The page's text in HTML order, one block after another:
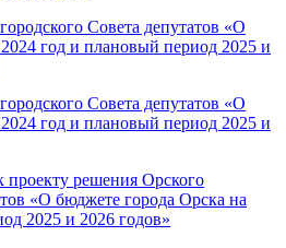
Совета депутатов «О
год и плановый период 2025 и
Совета депутатов «О
год и плановый период 2025 и
решения Орского
«О бюджете города Орска на
2025 и 2026 годов»